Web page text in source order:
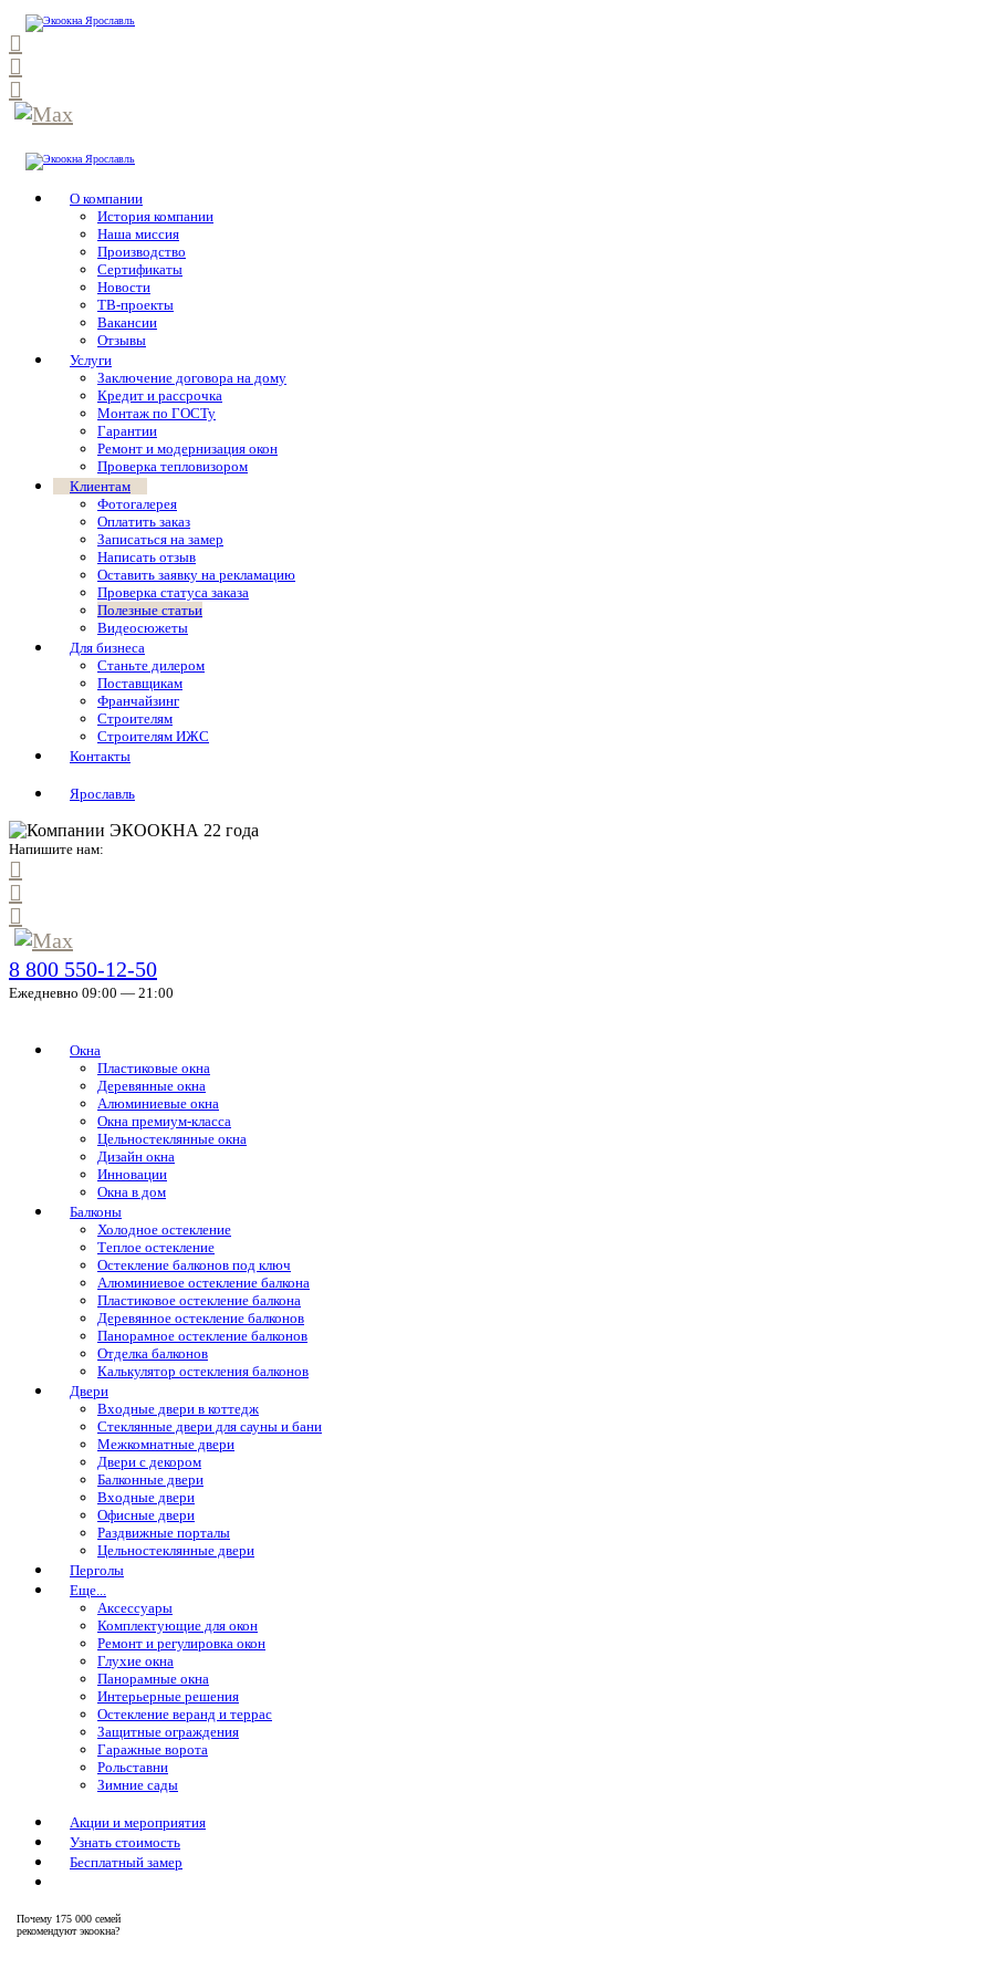
О компании
История компании
Наша миссия
Производство
Сертификаты
Новости
ТВ-проекты
Вакансии
Отзывы
Услуги
Заключение договора на дому
Кредит и рассрочка
Монтаж по ГОСТу
Гарантии
Ремонт и модернизация окон
Проверка тепловизором
Клиентам
Фотогалерея
Оплатить заказ
Записаться на замер
Написать отзыв
Оставить заявку на рекламацию
Проверка статуса заказа
Полезные статьи
Видеосюжеты
Для бизнеса
Станьте дилером
Поставщикам
Франчайзинг
Строителям
Строителям ИЖС
Контакты
Ярославль
Напишите нам:
8 800 550-12-50
Ежедневно 09:00 — 21:00
Окна
Пластиковые окна
Деревянные окна
Алюминиевые окна
Окна премиум-класса
Цельностеклянные окна
Дизайн окна
Инновации
Окна в дом
Балконы
Холодное остекление
Теплое остекление
Остекление балконов под ключ
Алюминиевое остекление балкона
Пластиковое остекление балкона
Деревянное остекление балконов
Панорамное остекление балконов
Отделка балконов
Калькулятор остекления балконов
Двери
Входные двери в коттедж
Стеклянные двери для сауны и бани
Межкомнатные двери
Двери с декором
Балконные двери
Входные двери
Офисные двери
Раздвижные порталы
Цельностеклянные двери
Перголы
Еще...
Аксессуары
Комплектующие для окон
Ремонт и регулировка окон
Глухие окна
Панорамные окна
Интерьерные решения
Остекление веранд и террас
Защитные ограждения
Гаражные ворота
Рольставни
Зимние сады
Акции и мероприятия
Узнать стоимость
Бесплатный замер
Почему 175 000 семей
рекомендуют экоокна?